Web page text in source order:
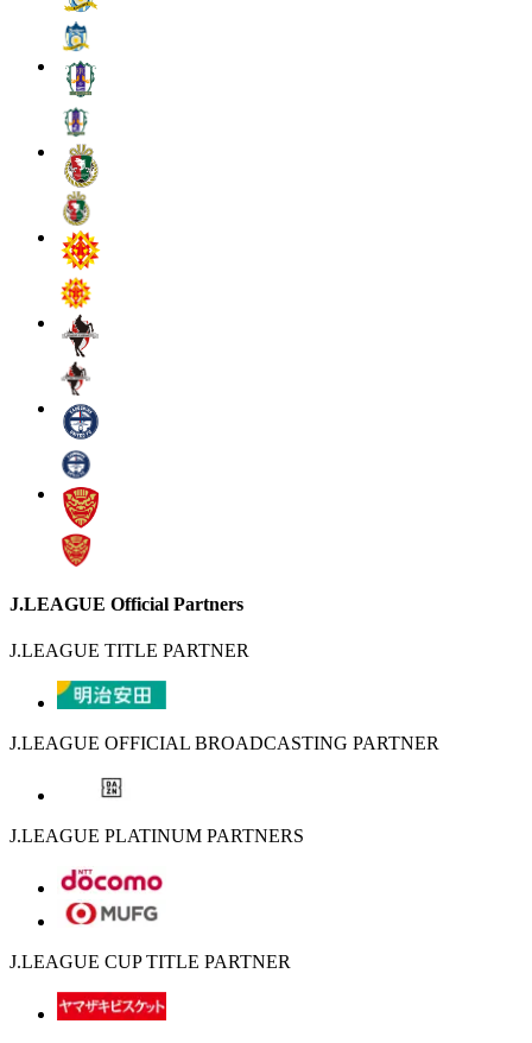
J.LEAGUE Official Partners
J.LEAGUE TITLE PARTNER
J.LEAGUE OFFICIAL BROADCASTING PARTNER
J.LEAGUE PLATINUM PARTNERS
J.LEAGUE CUP TITLE PARTNER